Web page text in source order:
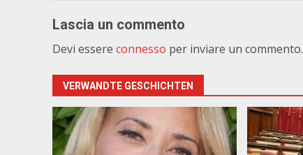
Lascia un commento
Devi essere connesso per inviare un commento.
VERWANDTE GESCHICHTEN